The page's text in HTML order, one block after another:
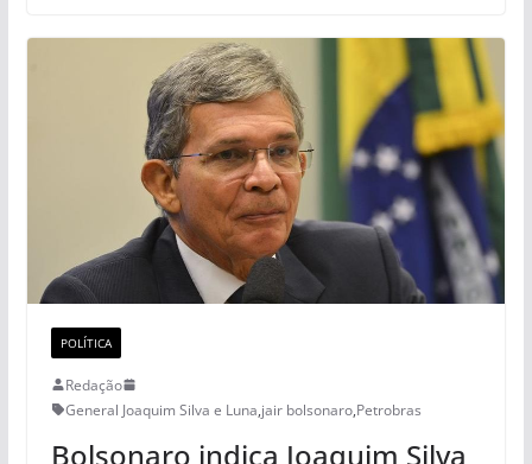
POLÍTICA
Redação
General Joaquim Silva e Luna,jair bolsonaro,Petrobras
Bolsonaro indica Joaquim Silva